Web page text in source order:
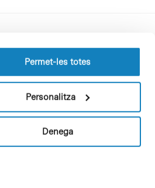
Permet-les totes
Personalitza
Denega
Perfil del contractant
Política de privacitat
Avís Legal
Política de cookies
Patrons i patrocinadors
Borsa de treball
Contacte